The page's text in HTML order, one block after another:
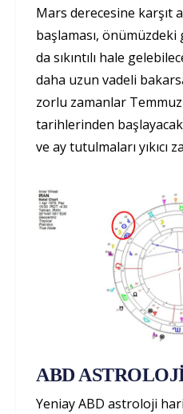
Mars derecesine karşıt
başlaması,
da sıkıntılı hale
daha uzun vadeli
zorlu zamanlar Temmuz
tarihlerinden
ve ay tutulmaları yıkıcı
ABD
Yeniay ABD astroloji